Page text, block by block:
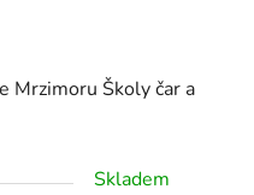
Mrzimoru Školy čar a
Skladem